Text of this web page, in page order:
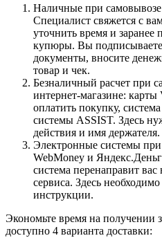
Наличные при самовывозе
Специалист свяжется с
уточнить время и заранее
купюры. Вы подписываете
документы, вносите
товар и чек.
Безналичный расчет при
интернет-магазине:
оплатить покупку,
системы ASSIST. Здесь
действия и имя держателя.
Электронные системы при
WebMoney и
система перенаправит
сервиса. Здесь
инструкции.
Экономьте время на получении
доступно 4 варианта доставки: